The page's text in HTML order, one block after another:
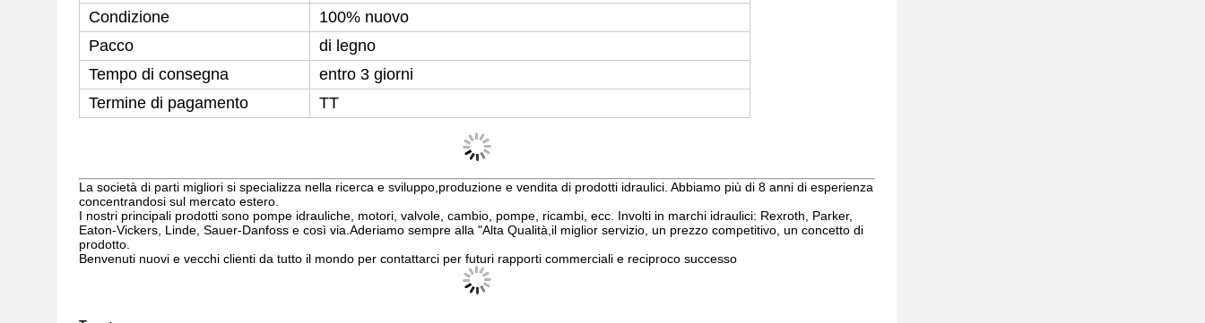
Condizione
100% nuovo
Pacco
di legno
Tempo di consegna
entro 3 giorni
Termine di pagamento
TT
La società di parti migliori si specializza nella ricerca e sviluppo,produzione e vendita di prodotti idraulici. Abbiamo più di 8 anni di esperienza
concentrandosi sul mercato estero.
I nostri principali prodotti sono pompe idrauliche, motori, valvole, cambio, pompe, ricambi, ecc. Involti in marchi idraulici: Rexroth, Parker,
Eaton-Vickers, Linde, Sauer-Danfoss e così via.Aderiamo sempre alla "Alta Qualità,il miglior servizio, un prezzo competitivo, un concetto di
prodotto.
Benvenuti nuovi e vecchi clienti da tutto il mondo per contattarci per futuri rapporti commerciali e reciproco successo